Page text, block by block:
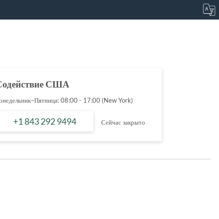
США
08:00 - 17:00 (New York)
+1 843 292 9494 Сейчас закрыто